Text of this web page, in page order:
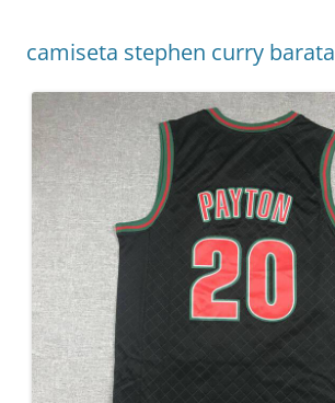
camiseta stephen curry barata